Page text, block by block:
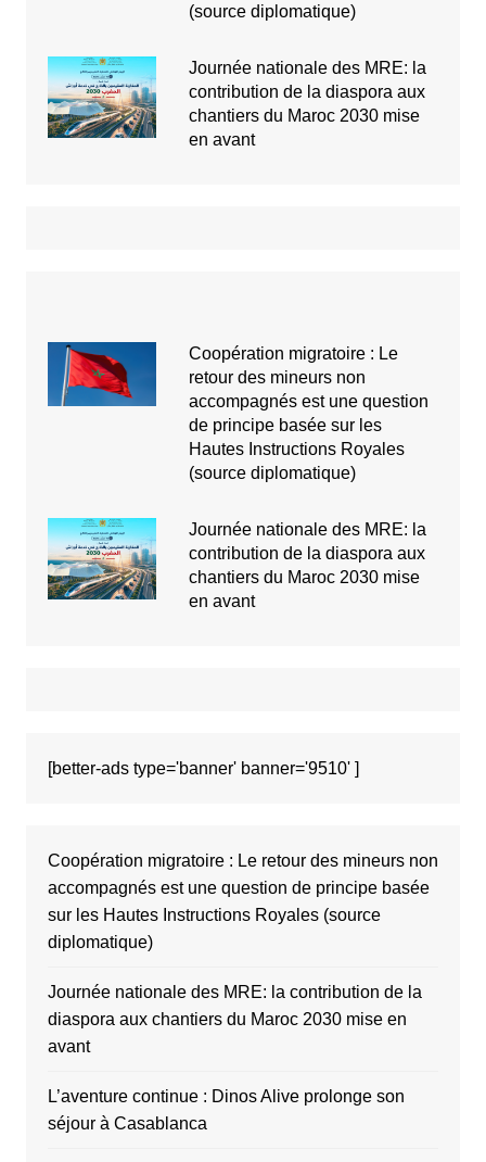
(source diplomatique)
Journée nationale des MRE: la
contribution de la diaspora aux
chantiers du Maroc 2030 mise
en avant
Coopération migratoire : Le
retour des mineurs non
accompagnés est une question
de principe basée sur les
Hautes Instructions Royales
(source diplomatique)
Journée nationale des MRE: la
contribution de la diaspora aux
chantiers du Maroc 2030 mise
en avant
[better-ads type='banner' banner='9510' ]
Coopération migratoire : Le retour des mineurs non
accompagnés est une question de principe basée
sur les Hautes Instructions Royales (source
diplomatique)
Journée nationale des MRE: la contribution de la
diaspora aux chantiers du Maroc 2030 mise en
avant
L’aventure continue : Dinos Alive prolonge son
séjour à Casablanca